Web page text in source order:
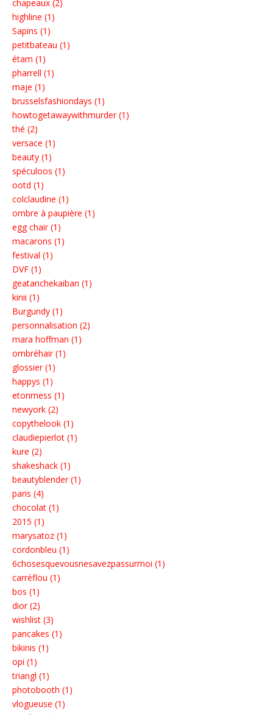
chapeaux (2)
highline (1)
Sapins (1)
petitbateau (1)
étam (1)
pharrell (1)
maje (1)
brusselsfashiondays (1)
howtogetawaywithmurder (1)
thé (2)
versace (1)
beauty (1)
spéculoos (1)
ootd (1)
colclaudine (1)
ombre à paupière (1)
egg chair (1)
macarons (1)
festival (1)
DVF (1)
geatanchekaiban (1)
kinii (1)
Burgundy (1)
personnalisation (2)
mara hoffman (1)
ombréhair (1)
glossier (1)
happys (1)
etonmess (1)
newyork (2)
copythelook (1)
claudiepierlot (1)
kure (2)
shakeshack (1)
beautyblender (1)
paris (4)
chocolat (1)
2015 (1)
marysatoz (1)
cordonbleu (1)
6chosesquevousnesavezpassurmoi (1)
carréflou (1)
bos (1)
dior (2)
wishlist (3)
pancakes (1)
bikinis (1)
opi (1)
triangl (1)
photobooth (1)
vlogueuse (1)